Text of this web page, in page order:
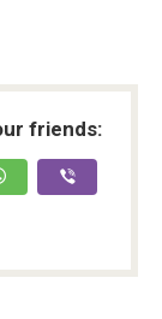
friends: